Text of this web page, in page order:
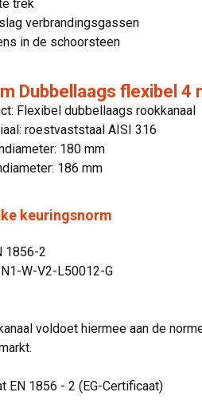
trek
verbrandingsgassen
in de schoorsteen
Dubbellaags flexibel
Flexibel dubbellaags rookkanaal
roestvaststaal AISI 316
180 mm
186 mm
keuringsnorm
1856-2
W-V2-L50012-G
voldoet hiermee aan de
EN 1856 - 2 (EG-Certificaat)